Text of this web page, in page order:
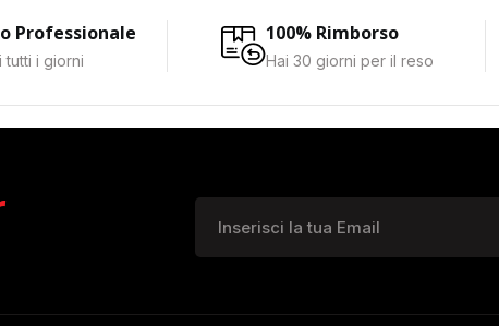
Professionale
tutti i giorni
100% Rimborso
Hai 30 giorni per il reso